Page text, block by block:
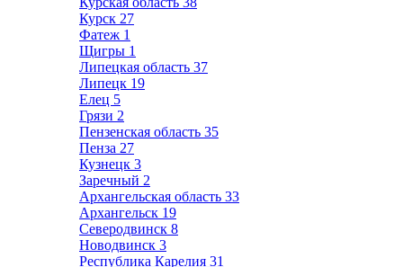
Курск 27
Фатеж 1
Щигры 1
Липецкая область 37
Липецк 19
Елец 5
Грязи 2
Пензенская область 35
Пенза 27
Кузнецк 3
Заречный 2
Архангельская область 33
Архангельск 19
Северодвинск 8
Новодвинск 3
Республика Карелия 31